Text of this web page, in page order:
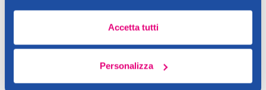
Accetta tutti
Personalizza
Finish Ultimate Plus All In One
Finish
Finish Power Gel Fresh Gel